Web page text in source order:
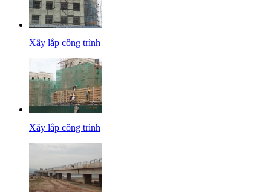
Xây lắp công trình
Xây lắp công trình